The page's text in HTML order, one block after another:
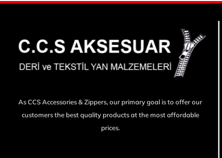
As CCS Accessories & Zippers, our primary goal is to offer our
customers the best quality products at the most affordable
prices.